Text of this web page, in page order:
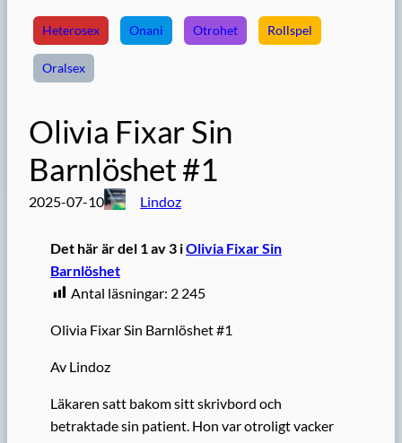
Heterosex Onani Otrohet Rollspel
Oralsex
Olivia Fixar Sin
Barnlöshet #1
2025-07-10 Lindoz
Det här är del 1 av 3 iOlivia Fixar Sin
Barnlöshet
Antal läsningar: 2 245
Olivia Fixar Sin Barnlöshet #1
Av Lindoz
Läkaren satt bakom sitt skrivbord och
betraktade sin patient. Hon var otroligt vacker